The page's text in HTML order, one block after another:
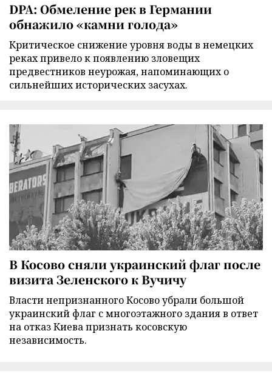
DPA: Обмеление рек в Германии
обнажило «камни голода»
Критическое снижение уровня воды в немецких
реках привело к появлению зловещих
предвестников неурожая, напоминающих о
сильнейших исторических засухах.
В Косово сняли украинский флаг после
визита Зеленского к Вучичу
Власти непризнанного Косово убрали большой
украинский флаг с многоэтажного здания в ответ
на отказ Киева признать косовскую
независимость.